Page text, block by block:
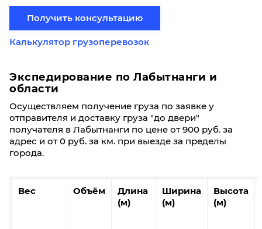
До 5 кг/ До 0,03 м³: 4200₽
До 20 кг/ До 0,1 м³: 4600₽
До 40 кг/ До 0,19 м³: 5200₽
60 100 200 300
145,9 145,6 144,2 144
0,3
Фиксированные тарифы
Получить консультацию
Калькулятор грузоперевозок
Экспедирование по Лабытнанги и
области
Осуществляем получение груза по заявке у
отправителя и доставку груза "до двери"
получателя в Лабытнанги по цене от 900 руб. за
адрес и от 0 руб. за км. при выезде за пределы
города.
Вес Объём
Длина
(м)
Ширина
(м)
Высота
(м)